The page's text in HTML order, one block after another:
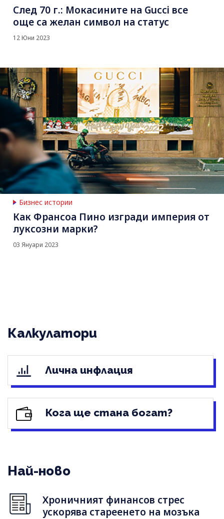
След 70 г.: Мокасините на Gucci все
още са желан символ на статус
12 Юни 2023
Бизнес истории
Как Франсоа Пино изгради империя от
луксозни марки?
03 Януари 2023
Калкулатори
Лична инфлация
Кога ще стана богат?
Най-ново
Хроничният финансов стрес
ускорява стареенето на мозъка